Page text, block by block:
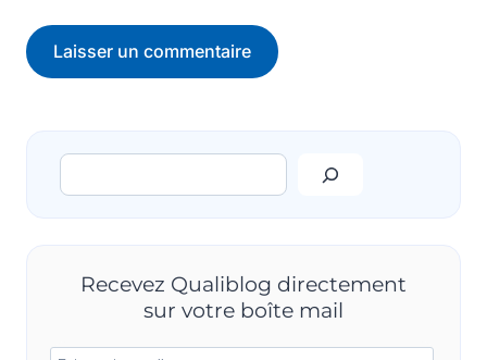
Rechercher
Recevez Qualiblog directement
sur votre boîte mail